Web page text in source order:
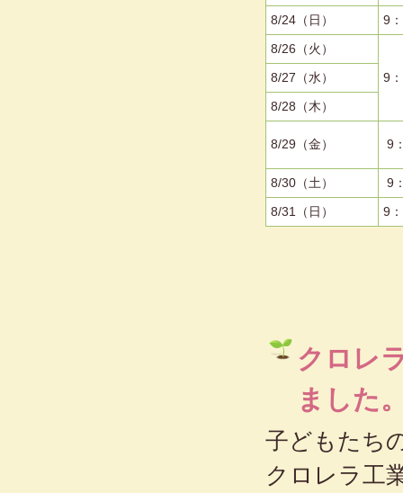
8/24（日）
9
8/26（火）
9
8/27（水）
8/28（木）
8/29（金） 9
8/30（土）
9
8/31（日）
9
クロレ
ました
子どもたち
クロレラ工